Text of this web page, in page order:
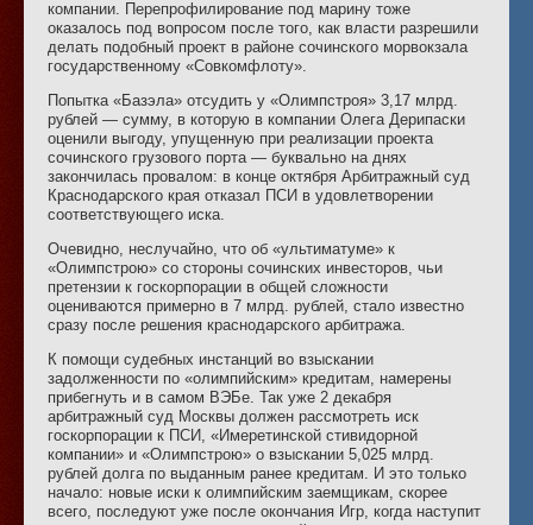
компании. Перепрофилирование под марину тоже
оказалось под вопросом после того, как власти разрешили
делать подобный проект в районе сочинского морвокзала
государственному «Совкомфлоту».
Попытка «Базэла» отсудить у «Олимпстроя» 3,17 млрд.
рублей — сумму, в которую в компании Олега Дерипаски
оценили выгоду, упущенную при реализации проекта
сочинского грузового порта — буквально на днях
закончилась провалом: в конце октября Арбитражный суд
Краснодарского края отказал ПСИ в удовлетворении
соответствующего иска.
Очевидно, неслучайно, что об «ультиматуме» к
«Олимпстрою» со стороны сочинских инвесторов, чьи
претензии к госкорпорации в общей сложности
оцениваются примерно в 7 млрд. рублей, стало известно
сразу после решения краснодарского арбитража.
К помощи судебных инстанций во взыскании
задолженности по «олимпийским» кредитам, намерены
прибегнуть и в самом ВЭБе. Так уже 2 декабря
арбитражный суд Москвы должен рассмотреть иск
госкорпорации к ПСИ, «Имеретинской стивидорной
компании» и «Олимпстрою» о взыскании 5,025 млрд.
рублей долга по выданным ранее кредитам. И это только
начало: новые иски к олимпийским заемщикам, скорее
всего, последуют уже после окончания Игр, когда наступит